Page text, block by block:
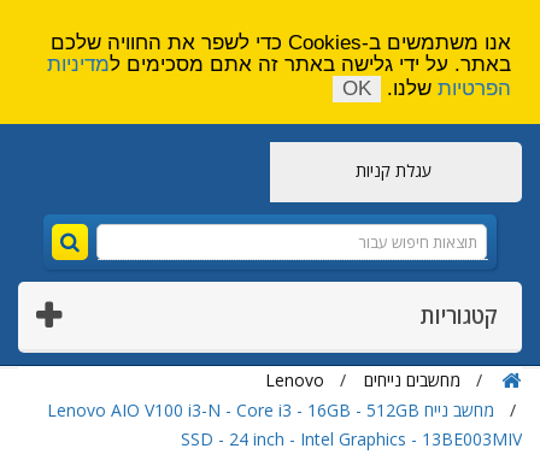
עגלת קניות
קטגוריות
מחשבים נייחים
Lenovo
מחשב נייח Lenovo AIO V100 i3-N - Core i3 - 16GB - 512GB
SSD - 24 inch - Intel Graphics - 13BE003MIV
אנו משתמשים ב-Cookies כדי לשפר את החוויה שלכם
באתר. על ידי גלישה באתר זה אתם מסכימים למדיניות
הפרטיות שלנו. OK